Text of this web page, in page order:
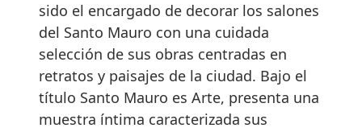
sido el encargado de decorar los salones
del Santo Mauro con una cuidada
selección de sus obras centradas en
retratos y paisajes de la ciudad. Bajo el
título Santo Mauro es Arte, presenta una
muestra íntima caracterizada sus